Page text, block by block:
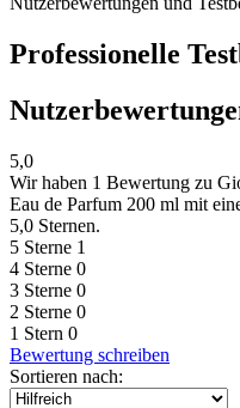
Professionelle
5,0
Wir haben 1 Bewertung zu
Eau de Parfum 200 ml mit
5,0 Sternen.
5 Sterne 1
4 Sterne 0
3 Sterne 0
2 Sterne 0
1 Stern 0
Bewertung schreiben
Sortieren nach: